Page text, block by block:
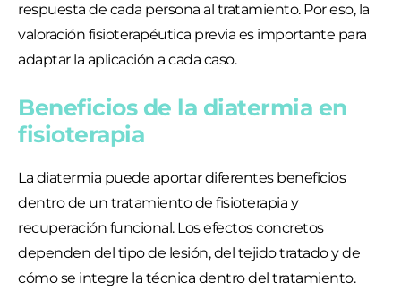
respuesta de cada persona al tratamiento. Por eso, la
valoración fisioterapéutica previa es importante para
adaptar la aplicación a cada caso.
Beneficios de la diatermia en
fisioterapia
La diatermia puede aportar diferentes beneficios
dentro de un tratamiento de fisioterapia y
recuperación funcional. Los efectos concretos
dependen del tipo de lesión, del tejido tratado y de
cómo se integre la técnica dentro del tratamiento.